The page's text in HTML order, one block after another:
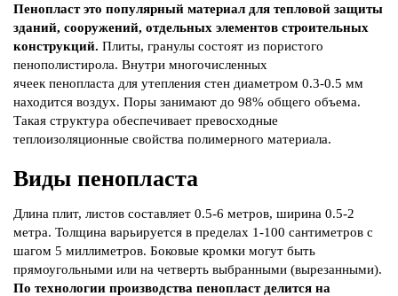
Пенопласт это популярный материал для тепловой защиты
зданий, сооружений, отдельных элементов строительных
конструкций. Плиты, гранулы состоят из пористого
пенополистирола. Внутри многочисленных
ячеек пенопласта для утепления стен диаметром 0.3-0.5 мм
находится воздух. Поры занимают до 98% общего объема.
Такая структура обеспечивает превосходные
теплоизоляционные свойства полимерного материала.
Виды пенопласта
Длина плит, листов составляет 0.5-6 метров, ширина 0.5-2
метра. Толщина варьируется в пределах 1-100 сантиметров с
шагом 5 миллиметров. Боковые кромки могут быть
прямоугольными или на четверть выбранными (вырезанными).
По технологии производства пенопласт делится на